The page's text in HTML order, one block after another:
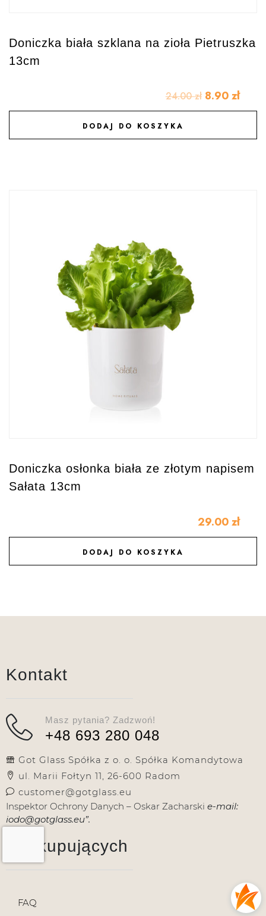
Doniczka biała szklana na zioła Pietruszka
13cm
24.00zł 8.90 zł
DODAJ DO KOSZYKA
DODAJ DO ULUBIONYCH
Doniczka osłonka biała ze złotym napisem
Sałata 13cm
29.00 zł
DODAJ DO KOSZYKA
DODAJ DO ULUBIONYCH
Kontakt
Masz pytania? Zadzwoń!
+48 693 280 048
Got Glass Spółka z o. o. Spółka Komandytowa
ul. Marii Fołtyn 11, 26-600 Radom
customer@gotglass.eu
Inspektor Ochrony Danych – Oskar Zacharski e-mail:
iodo@gotglass.eu”.
Dla kupujących
FAQ